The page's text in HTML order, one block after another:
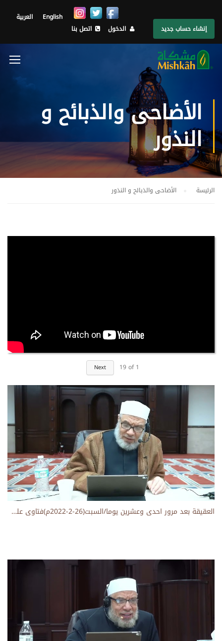
English
العربية
الدخول
اتصل بنا إنشاء حساب جديد
الأضاحى والذبائح و
النذور
الرئيسة الأضاحى والذبائح و النذور
1
of
19
Next
العقيقة بعد مرور احدى وعشرين يوما/السبت(26-2-2022م)فتاوى علي الهواء مباشرة